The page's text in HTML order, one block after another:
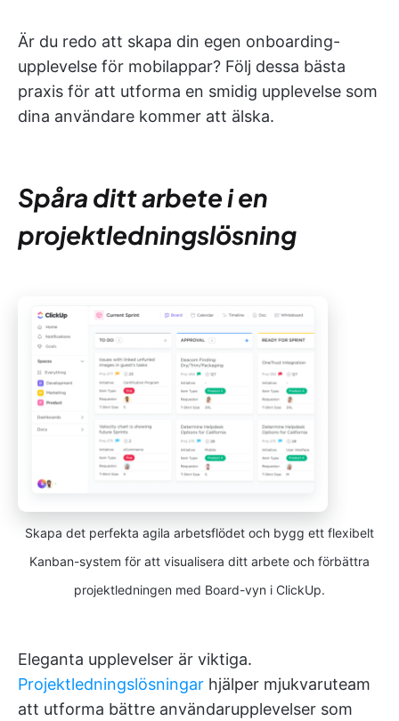
Är du redo att skapa din egen onboarding-
upplevelse för mobilappar? Följ dessa bästa
praxis för att utforma en smidig upplevelse som
dina användare kommer att älska.
Spåra ditt arbete i en
projektledningslösning
Skapa det perfekta agila arbetsflödet och bygg ett flexibelt
Kanban-system för att visualisera ditt arbete och förbättra
projektledningen med Board-vyn i ClickUp.
Eleganta upplevelser är viktiga.
Projektledningslösningar hjälper mjukvaruteam
att utforma bättre användarupplevelser som